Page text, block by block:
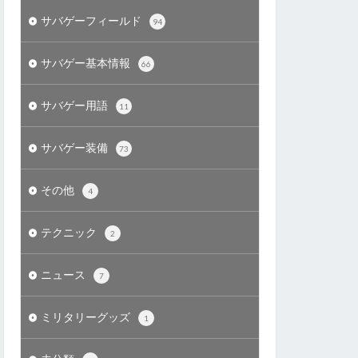
サバゲーフィールド 94
サバゲー基本情報 66
サバゲー用語 11
サバゲー装備 73
その他 4
テクニック 2
ニュース 7
ミリタリーグッズ 1